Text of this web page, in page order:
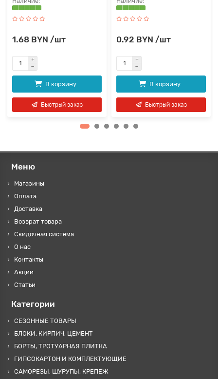
1.68 BYN /шт
В корзину
Быстрый заказ
0.92 BYN /шт
В корзину
Быстрый заказ
Меню
Магазины
Оплата
Доставка
Возврат товара
Скидочная система
О нас
Контакты
Акции
Статьи
Категории
СЕЗОННЫЕ ТОВАРЫ
БЛОКИ, КИРПИЧ, ЦЕМЕНТ
БОРТЫ, ТРОТУАРНАЯ ПЛИТКА
ГИПСОКАРТОН И КОМПЛЕКТУЮЩИЕ
САМОРЕЗЫ, ШУРУПЫ, КРЕПЕЖ